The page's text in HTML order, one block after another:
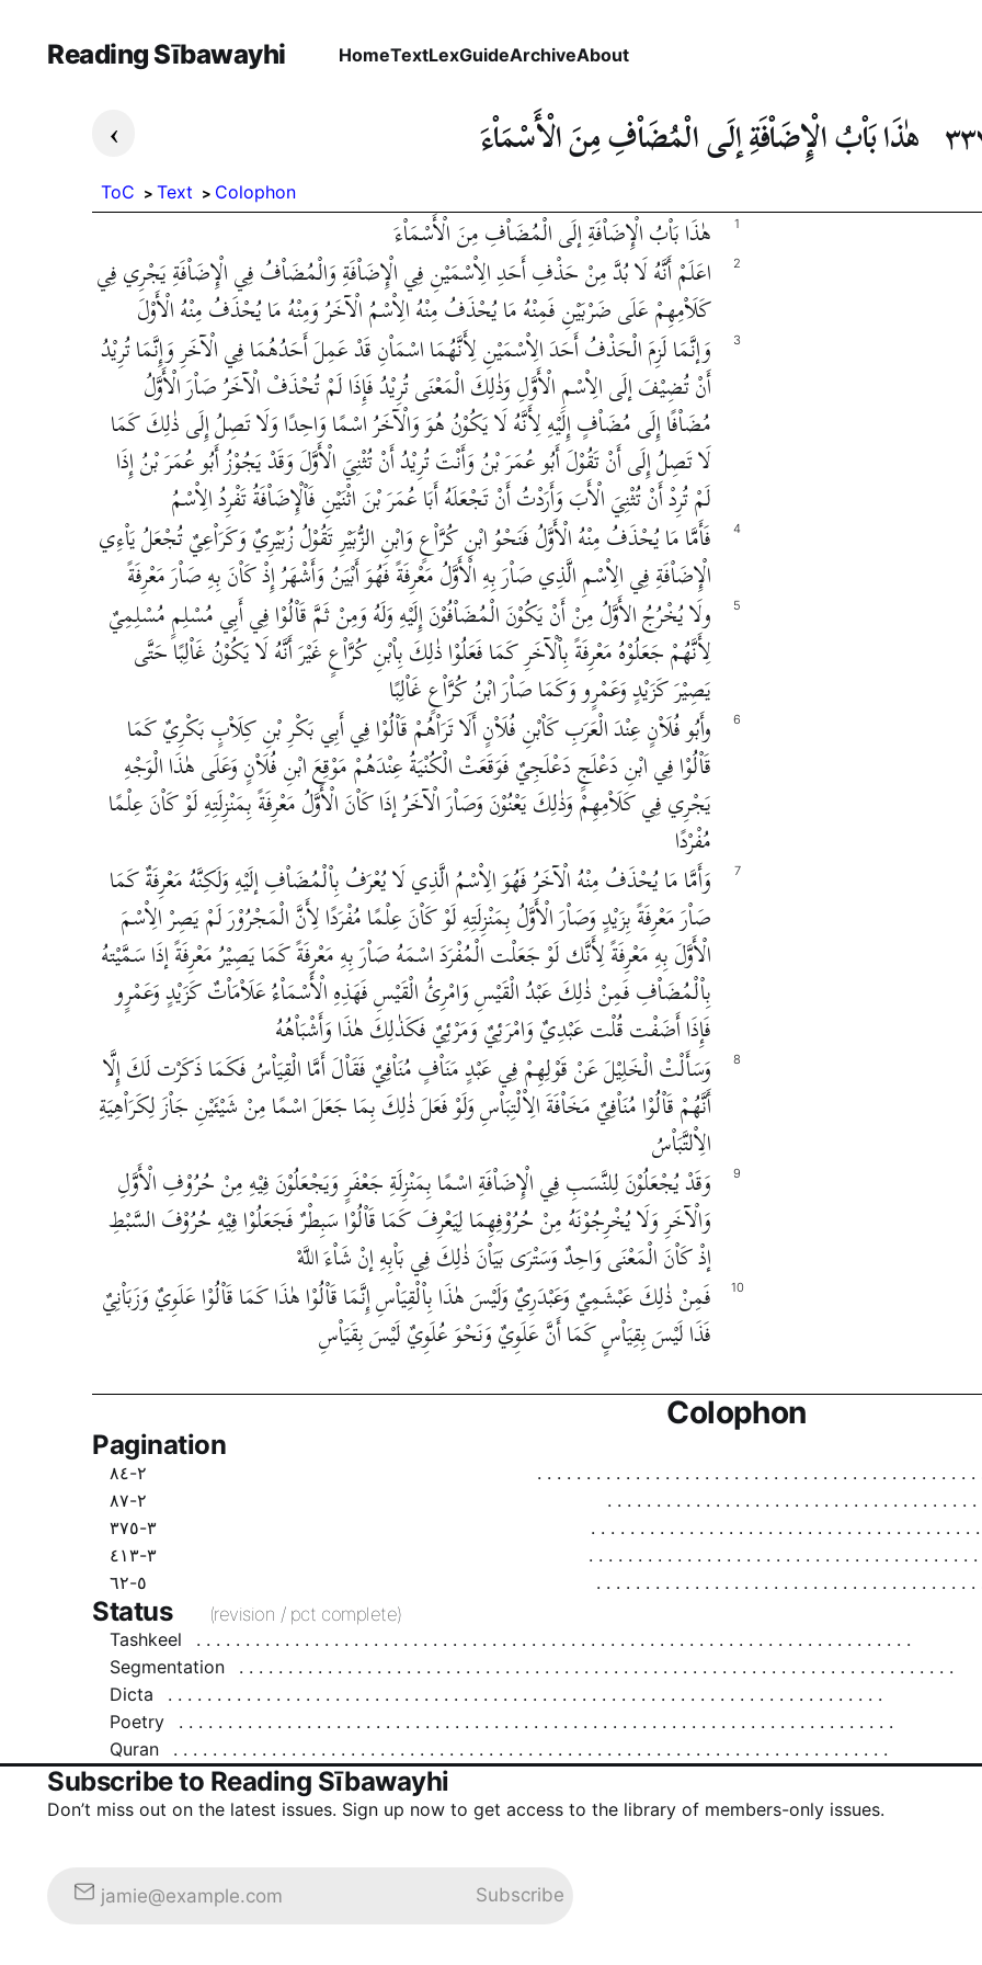
Reading Sībawayhi HomeTextLexGuideArchiveAbout
› هٰذَا بَاْبُ الْإِضَاْفَةِ إلَى الْمُضَاْفِ مِنَ الْأَسْمَاْءَ
ToC Text Colophon
هٰذَا بَاْبُ الْإِضَاْفَةِ إلَى الْمُضَاْفِ مِنَ الْأَسْمَاْءَ
1
اعَلَمْ أَنَّهُ لَا بُدَّ مِنْ حَذْفِ أَحَدِ الِاْسْمَيْنِ فِي الْإِضَاْفَةِ وَالْمُضَاْفُ فِي الْإِضَاْفَةِ يَجْرِي فِي
كَلَاْمِهِمْ عَلَى ضَرْبَيْنِ فَمِنْهُ مَا يُحْذَفُ مِنْهُ الِاْسْمُ الْآخَرُ وَمِنْهُ مَا يُحْذَفُ مِنْهُ الْأَوْلَ
2
وَإنَّمَا لَزِمَ الْحَذْفُ أَحَدَ الِاْسْمَيْنِ لِأَنَّهُمَا اسْمَاْنِ قَدْ عَمِلَ أَحَدُهُمَا فِي الْآخَرِ وَإِنَّمَا تُرِيْدُ
أَنْ تُضِيْفَ إلَى الِاْسْمِ الْأَوَّلِ وَذٰلِكَ الْمَعْنَى تُرِيْدُ فَإِذَا لَمْ تُحْذَفْ الْآخَرُ صَاْرَ الْأَوَّلُ
مُضَاْفًا إِلَى مُضَاْفٍ إِلَيْهِ لِأَنَّهُ لَا يَكُوْنُ هُوَ وَالْآخَرُ اسْمًا وَاحِدًا وَلَا تَصِلُ إِلَى ذٰلِكَ كَمَا
لَا تَصِلُ إِلَى أَنْ تَقُوْلَ أَبُو عُمَرَ بْنُ وَأَنْتَ تُرِيْدُ أَنْ تُثْنِيَ الْأَوَّلَ وَقَدْ يَجُوْزُ أَبُو عُمَرَ بْنُ إِذَا
لَمْ تُرِدْ أَنْ تُثْنِيَ الْأَبَ وَأَرَدْتُ أَنْ تَجْعَلَهُ أَبَا عُمَرَ بْنَ اثْنَيْنِ فَاْلْإِضَاْفَةُ تَفْرِدُ الِاْسْمُ
3
فَأَمَّا مَا يُحْذَفُ مِنْهُ الْأَوَّلُ فَنَحْوُ ابْنِ كُرَّاْعٍ وَابْنِ الزُّبَيْرِ تَقُوْلُ زُبَيْرِيٌ وَكَرَاْعِيٌ تُجْعَلُ يَاْءِي
الْإِضَاْفَةِ فِي الِاْسْمِ الَّذِي صَاْرَ بِهِ الْأَوَّلُ مَعْرِفَةً فَهُوَ أَبْيَنُ وَأَشْهَرُ إِذْ كَاْنَ بِهِ صَاْرَ مَعْرِفَةً
4
ولَا يُخْرُجُ الأَوَّلُ مِنْ أَنْ يَكُوْنَ الْمُضَاْفُوْنَ إِلَيْهِ وَلَهُ وَمِنْ ثَمَّ قَاْلُوْا فِي أَبِي مُسْلِمٍ مُسْلِمِيٌ
لِأَنَّهُمْ جَعَلُوْهُ مَعْرِفَةً بِاْلْآخَرِ كَمَا فَعَلُوْا ذٰلِكَ بِاْبْنِ كُرَّاْعٍ غَيْرَ أَنَّهُ لَا يَكُوْنُ غَاْلِبًا حَتَّى
يَصِيْرَ كَزَيْدٍ وَعَمْرٍو وَكَمَا صَاْرَ ابْنُ كُرَّاْعٍ غَاْلِبًا
5
وأَبُو فُلَاْنٍ عِنْدَ الْعَرَبِ كَاْبْنِ فُلَاْنٍ أَلَا تَرَاْهُمْ قَاْلُوْا فِي أَبِي بَكْرِ بْنِ كِلَاْبٍ بَكْرِيٌ كَمَا
قَاْلُوْا فِي ابْنِ دَعْلَجٍ دَعْلَجِيٌ فَوَقَعَتْ الْكُنْيَةُ عِنْدَهُمْ مَوْقِعَ ابْنِ فُلَاْنٍ وَعَلَى هٰذَا الْوَجْهِ
يَجْرِي فِي كَلَاْمِهِمْ وَذٰلِكَ يَعْنُوْنَ وَصَاْرَ الْآخَرُ إذَا كَاْنَ الْأَوَّلُ مَعْرِفَةً بِمَنْزِلَتِهِ لَوْ كَاْنَ عِلْمًا
مُفْرْدًا
6
وَأَمَّا مَا يُحْذَفُ مِنْهُ الْآخَرُ فَهُوَ الِاْسْمُ الَّذِي لَا يُعْرَفُ بِاْلْمُضَاْفِ إلَيْهِ وَلَكِنَّهُ مَعْرِفَةٌ كَمَا
صَاْرَ مَعْرِفَةً بِزَيْدٍ وَصَاْرَ الْأَوَّلُ بِمَنْزِلَتِهِ لَوْ كَاْنَ عِلْمًا مُفْرَدًا لِأَنَّ الْمَجْرُوْرَ لَمْ يَصِرْ الِاْسْمَ
الْأَوَّلَ بِهِ مَعْرِفَةً لِأَنَّك لَوْ جَعَلْت الْمُفْرَدَ اسْمَهُ صَاْرَ بِهِ مَعْرِفَةً كَمَا يَصِيْرُ مَعْرِفَةً إذَا سَمَّيْتهُ
بِاْلْمُضَاْفِ فَمِنْ ذٰلِكَ عَبْدُ الْقَيْسِ وَامْرِئُ الْقَيْسِ فَهَذِهِ الْأَسْمَاْءُ عَلَاْمَاْتٌ كَزَيْدٍ وَعَمْرٍو
فَإِذَا أَضَفْت قُلْت عَبْدِيٌ وَامْرَئِيٌ وَمَرْئِيٌ فَكَذٰلِكَ هٰذَا وَأَشْبَاْهُهُ
7
وَسَأَلْتْ الْخَلِيْلَ عَنْ قَوْلِهِمْ فِي عَبْدٍ مَنَاْفٍ مُنَاْفِيٌ فَقَاْلَ أَمَّا الْقِيَاْسُ فَكَمَا ذَكَرْت لَكَ إِلَّا
أَنَّهُمْ قَاْلُوْا مُنَاْفِيٌ مَخَاْفَةَ الِاْلْتِبَاْسِ وَلَوْ فَعَلَ ذٰلِكَ بِمَا جَعَلَ اسْمًا مِنْ شَيْئَيْنِ جَاْزَ لِكَرَاْهِيَةِ
الِاْلتَّبَاْسُ
8
وَقَدْ يُجْعَلُوْنَ لِلنَّسَبِ فِي الْإِضَاْفَةِ اسْمًا بِمَنْزِلَةِ جَعْفَرٍ وَيَجْعَلُوْنَ فِيْهِ مِنْ حُرُوْفِ الْأَوَّلِ
وَالْآخَرِ وَلَا يُخْرِجُوْنَهُ مِنْ حُرُوْفِهِمَا لِيَعْرِفَ كَمَا قَاْلُوْا سَبِطْرٌ فَجَعَلُوْا فِيْهِ حُرُوْفَ السَّبْطِ
إذْ كَاْنَ الْمَعْنَى وَاحِدٌ وَسَتْرَى بَيَاْنَ ذٰلِكَ فِي بَاْبِهِ إنْ شَاْءَ اللَّهْ
9
فَمِنْ ذٰلِكَ عَبْشَمِيٌ وَعَبْدَرِيٌ وَلَيْسَ هٰذَا بِاْلْقِيَاْسِ إِنَّمَا قَاْلُوْا هٰذَا كَمَا قَاْلُوْا عَلَوِيٌ وَزَبَاْنِيٌ
فَذَا لَيْسَ بِقِيَاْسٍ كَمَا أَنَّ عَلَوِيٌ وَنَحْوَ عُلَوِيٌ لَيْسَ بِقَيَاْسِ
10
Colophon
Pagination
٢-٨٤
٢-٨٧
٣-٣٧٥
٣-٤١٣
٥-٦٢
Status
(revision / pct complete)
Tashkeel
Segmentation
Dicta
Poetry
Quran
Subscribe to Reading Sībawayhi
Don’t miss out on the latest issues. Sign up now to get access to the library of members-only issues.
jamie@example.com Subscribe